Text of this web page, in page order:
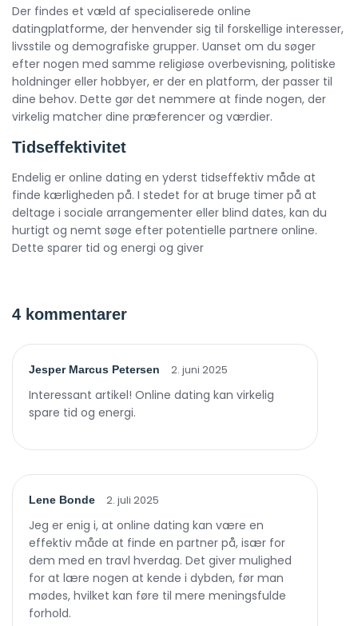
Der findes et væld af specialiserede online
datingplatforme, der henvender sig til forskellige interesser,
livsstile og demografiske grupper. Uanset om du søger
efter nogen med samme religiøse overbevisning, politiske
holdninger eller hobbyer, er der en platform, der passer til
dine behov. Dette gør det nemmere at finde nogen, der
virkelig matcher dine præferencer og værdier.
Tidseffektivitet
Endelig er online dating en yderst tidseffektiv måde at
finde kærligheden på. I stedet for at bruge timer på at
deltage i sociale arrangementer eller blind dates, kan du
hurtigt og nemt søge efter potentielle partnere online.
Dette sparer tid og energi og giver
4 kommentarer
Jesper Marcus Petersen 2. juni 2025
Interessant artikel! Online dating kan virkelig
spare tid og energi.
Lene Bonde 2. juli 2025
Jeg er enig i, at online dating kan være en
effektiv måde at finde en partner på, især for
dem med en travl hverdag. Det giver mulighed
for at lære nogen at kende i dybden, før man
mødes, hvilket kan føre til mere meningsfulde
forhold.